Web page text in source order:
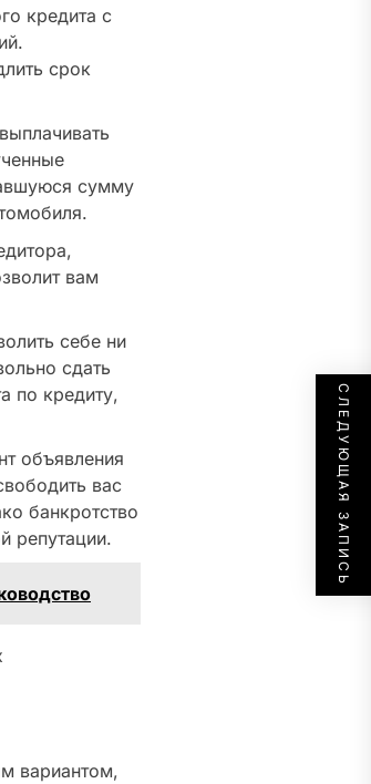
кредита с
срок
сумму
вам
себе ни
сдать
по кредиту,
объявления
вас
банкротство
репутации.
вариантом,
СЛЕДУЮЩАЯ ЗАПИСЬ